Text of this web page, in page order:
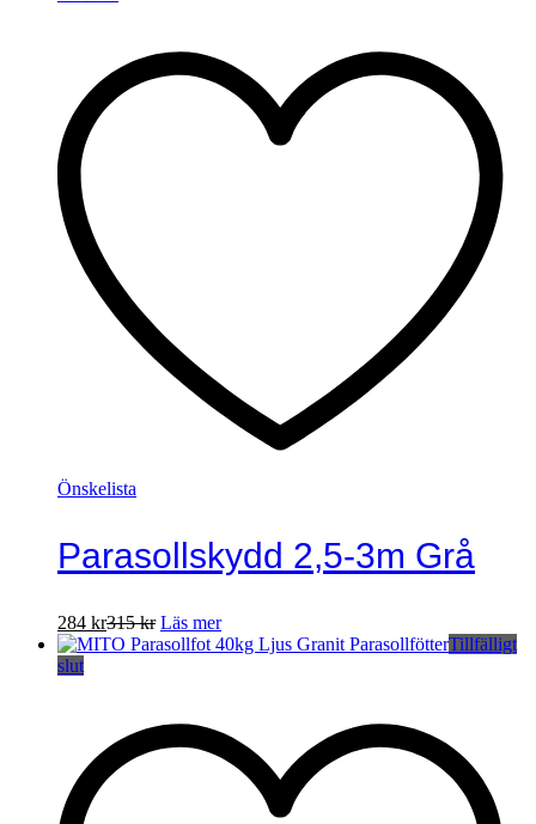
Önskelista
Parasollskydd 2,5-3m Grå
284 kr315kr Läs mer
Tillfälligt
slut